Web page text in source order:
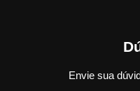
Envie sua